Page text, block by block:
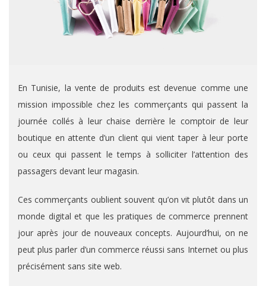
En Tunisie, la vente de produits est devenue comme une
mission impossible chez les commerçants qui passent la
journée collés à leur chaise derrière le comptoir de leur
boutique en attente d’un client qui vient taper à leur porte
ou ceux qui passent le temps à solliciter l’attention des
passagers devant leur magasin.
Ces commerçants oublient souvent qu’on vit plutôt dans un
monde digital et que les pratiques de commerce prennent
jour après jour de nouveaux concepts. Aujourd’hui, on ne
peut plus parler d’un commerce réussi sans Internet ou plus
précisément sans site web.